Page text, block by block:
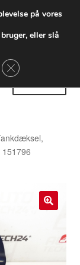
på vores
eller slå
Close GDPR